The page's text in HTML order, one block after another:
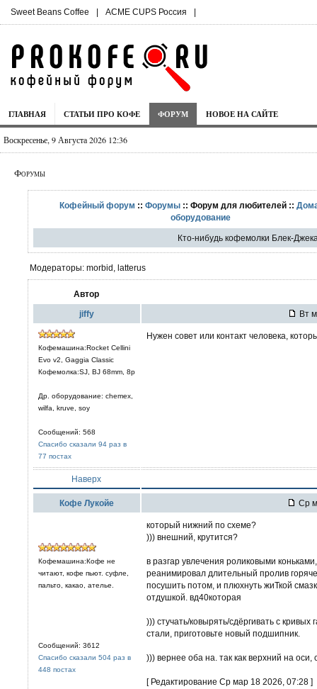
Sweet Beans Coffee | ACME CUPS Россия |
ГЛАВНАЯ СТАТЬИ ПРО КОФЕ ФОРУМ НОВОЕ НА САЙТЕ
Воскресенье, 9 Августа 2026 12:36
Форумы
Кофейный форум ::Форумы :: Форум для любителей ::
оборудование
Кто-нибудь кофемолки Блек-
Модераторы: morbid, latterus
Автор
jiffy Вт
Кофемашина:Rocket Cellini
Evo v2, Gaggia Classic
Кофемолка:SJ, BJ 68mm, 8р
Др. оборудование: chemex,
wilfa, kruve, soy
Сообщений: 568
Спасибо сказали 94 раз в
77 постах
Нужен совет или контакт человека,
Наверх
Кофе Лукойе Ср
Кофемашина:Кофе не
читают, кофе пьют. суфле,
пальто, какао, ателье.
Сообщений: 3612
Спасибо сказали 504 раз в
448 постах
который нижний по схеме?
))) внешний, крутится?
в разгар увлечения роликовыми
реанимировал длительный пролив
посушить потом, и плюхнуть жиТкой
отдушкой. вд40которая
))) стучать/ковырять/сдёргивать с
стали, приготовьте новый подшипник.
))) вернее оба на. так как верхний на
[ Редактирование Ср мар 18 2026, 07:28 ]